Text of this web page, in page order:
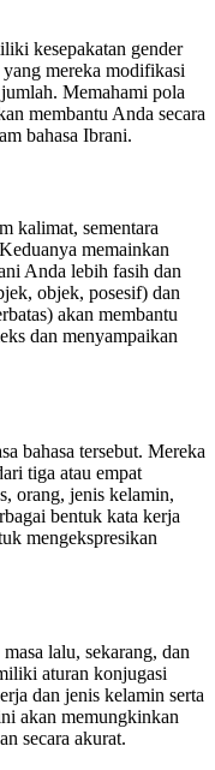
kesepakatan gender
mereka modifikasi
Memahami pola
membantu Anda secara
bahasa Ibrani.
kalimat, sementara
memainkan
Anda lebih fasih dan
objek, posesif) dan
akan membantu
dan menyampaikan
bahasa tersebut. Mereka
tiga atau empat
orang, jenis kelamin,
bentuk kata kerja
mengekspresikan
lalu, sekarang, dan
aturan konjugasi
dan jenis kelamin serta
akan memungkinkan
secara akurat.